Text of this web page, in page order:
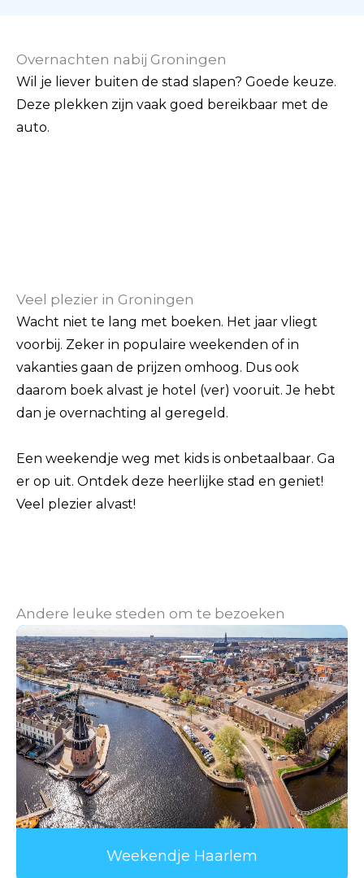
Overnachten nabij Groningen
Wil je liever buiten de stad slapen? Goede keuze.
Deze plekken zijn vaak goed bereikbaar met de
auto.
Veel plezier in Groningen
Wacht niet te lang met boeken. Het jaar vliegt
voorbij. Zeker in populaire weekenden of in
vakanties gaan de prijzen omhoog. Dus ook
daarom boek alvast je hotel (ver) vooruit. Je hebt
dan je overnachting al geregeld.
Een weekendje weg met kids is onbetaalbaar. Ga
er op uit. Ontdek deze heerlijke stad en geniet!
Veel plezier alvast!
Andere leuke steden om te bezoeken
Weekendje Haarlem